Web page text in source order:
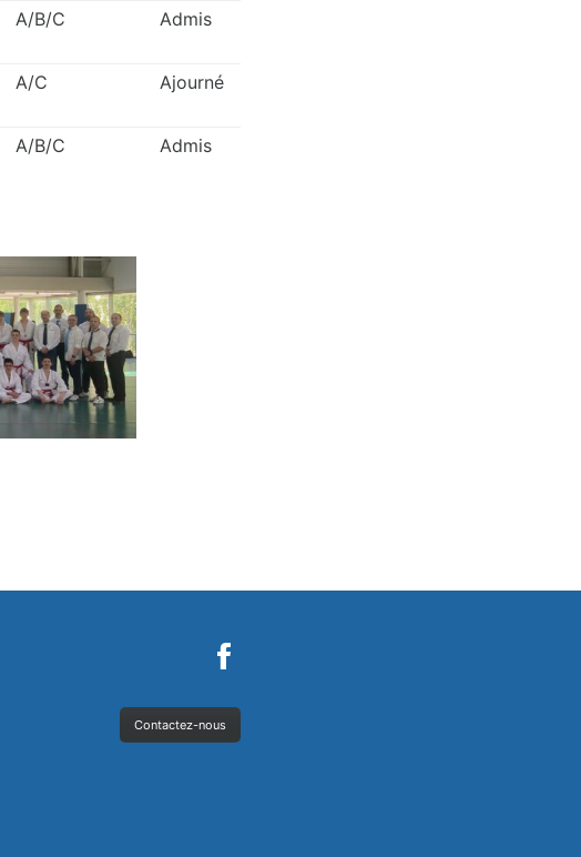
A/B/C Admis
A/C Ajourné
A/B/C Admis
Contactez-nous